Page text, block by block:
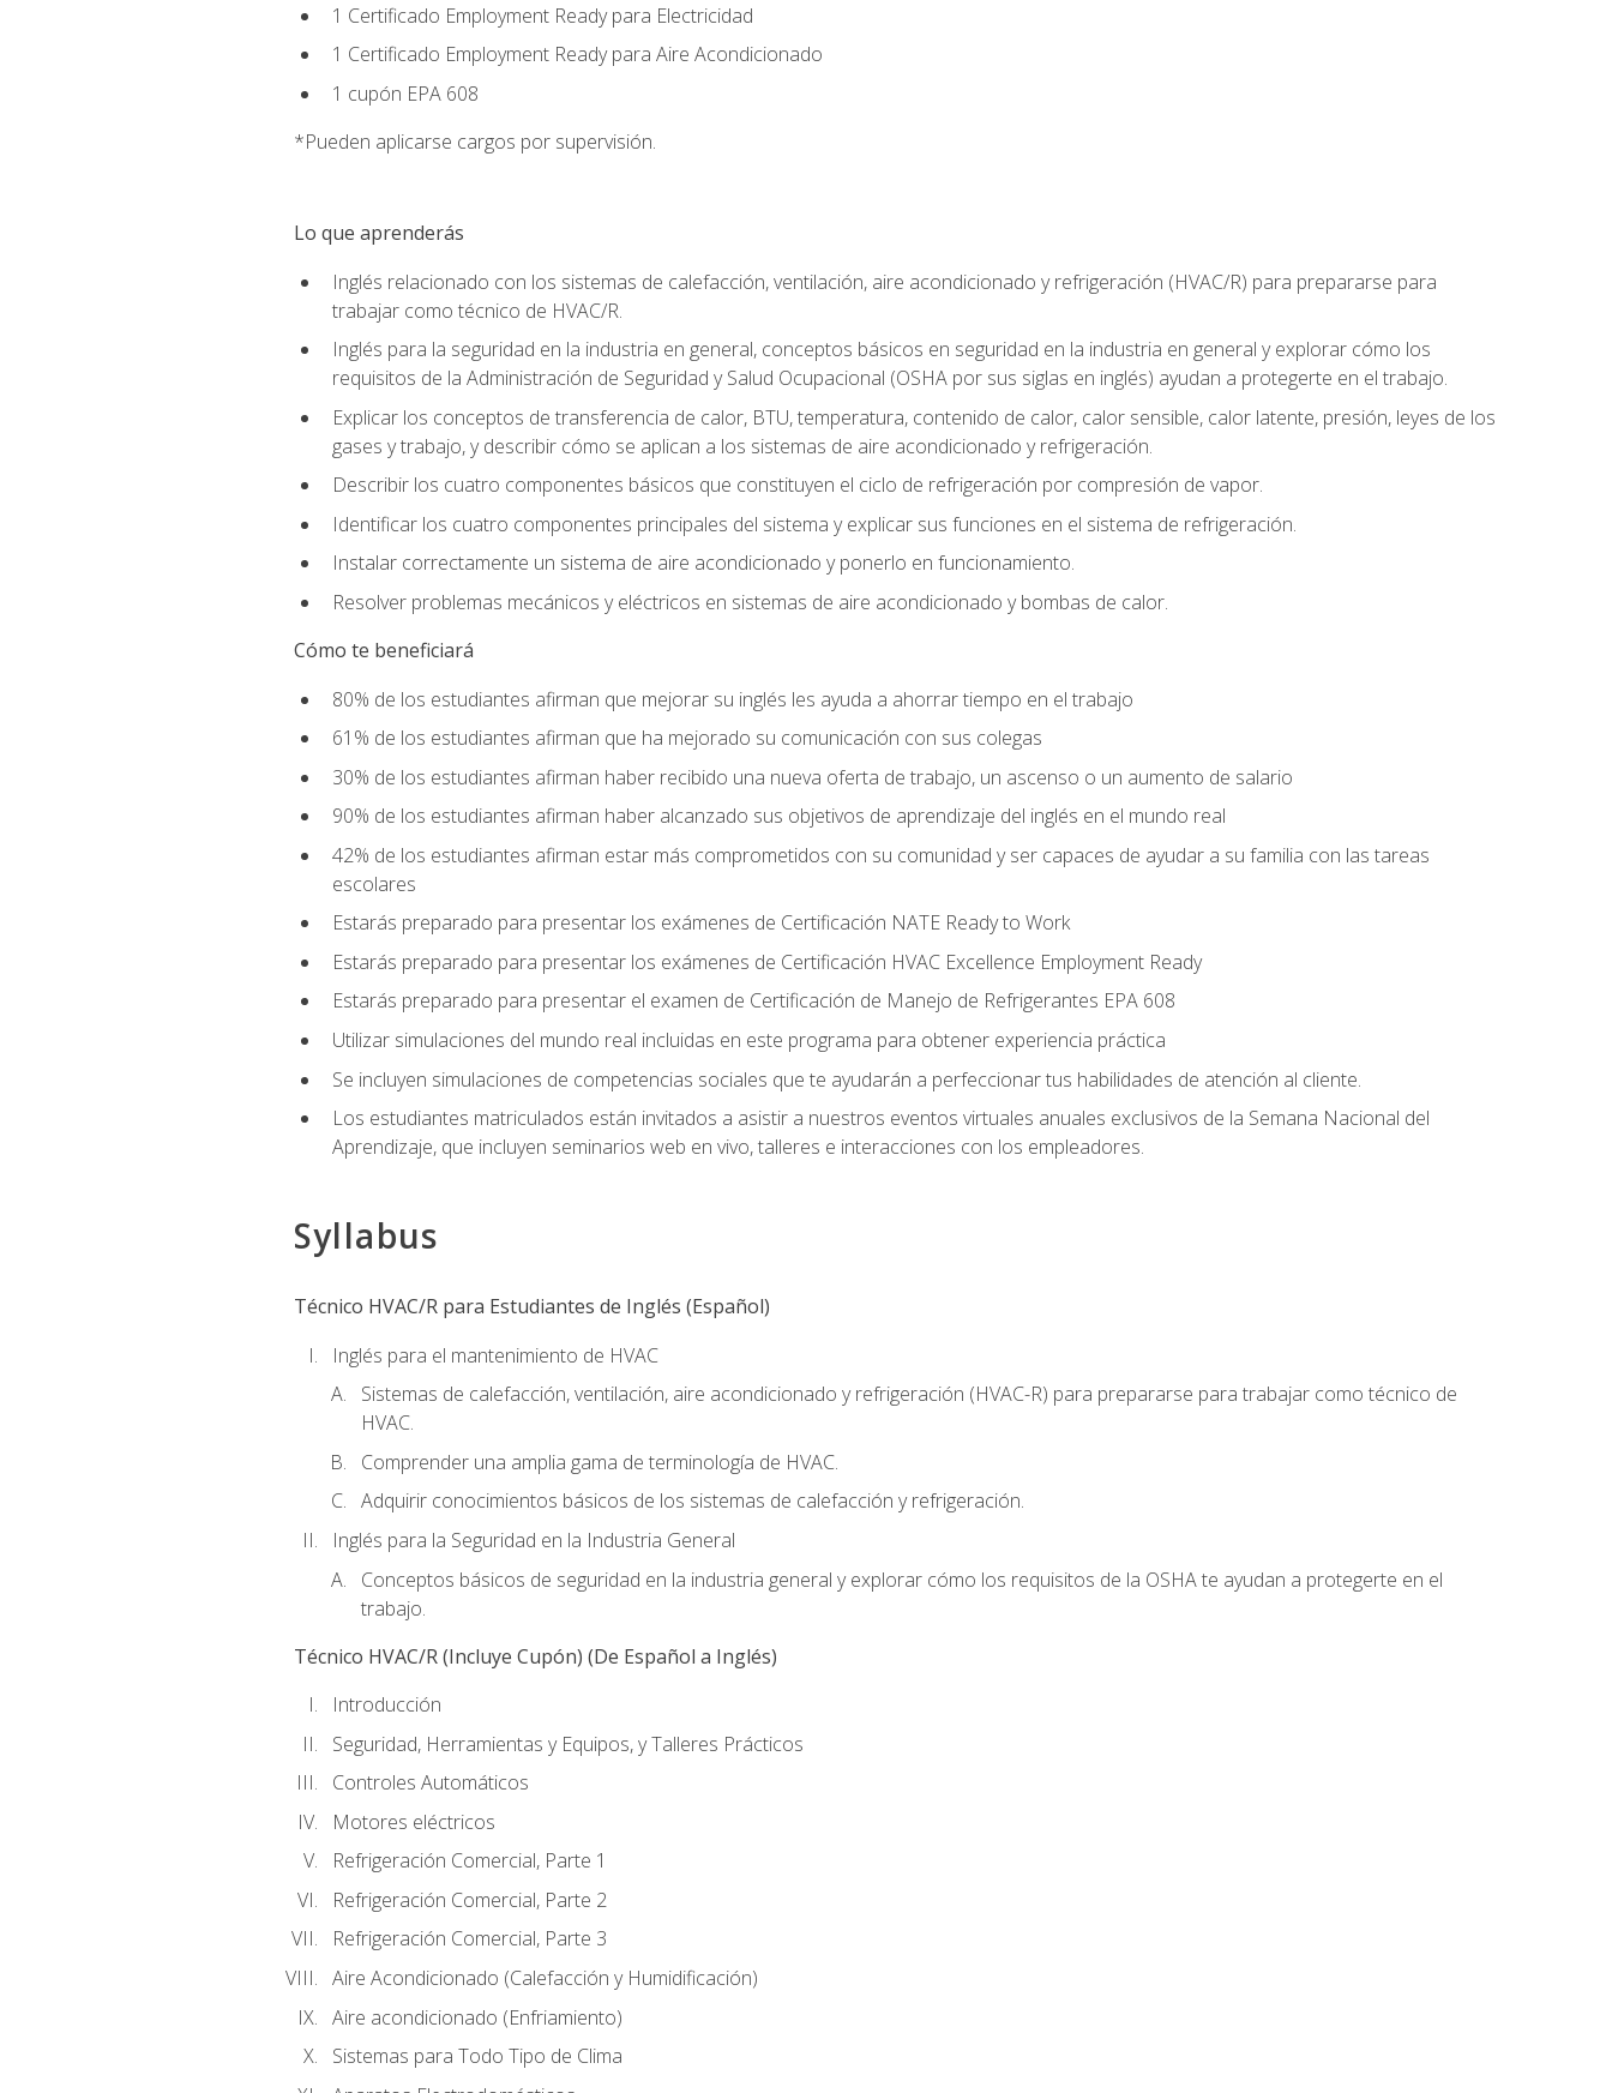
1 Certificado Employment Ready para Electricidad
1 Certificado Employment Ready para Aire Acondicionado
1 cupón EPA 608
*Pueden aplicarse cargos por supervisión.
Lo que aprenderás
Inglés relacionado con los sistemas de calefacción, ventilación, aire acondicionado y refrigeración (HVAC/R) para prepararse para
trabajar como técnico de HVAC/R.
Inglés para la seguridad en la industria en general, conceptos básicos en seguridad en la industria en general y explorar cómo los
requisitos de la Administración de Seguridad y Salud Ocupacional (OSHA por sus siglas en inglés) ayudan a protegerte en el trabajo.
Explicar los conceptos de transferencia de calor, BTU, temperatura, contenido de calor, calor sensible, calor latente, presión, leyes de los
gases y trabajo, y describir cómo se aplican a los sistemas de aire acondicionado y refrigeración.
Describir los cuatro componentes básicos que constituyen el ciclo de refrigeración por compresión de vapor.
Identificar los cuatro componentes principales del sistema y explicar sus funciones en el sistema de refrigeración.
Instalar correctamente un sistema de aire acondicionado y ponerlo en funcionamiento.
Resolver problemas mecánicos y eléctricos en sistemas de aire acondicionado y bombas de calor.
Cómo te beneficiará
80% de los estudiantes afirman que mejorar su inglés les ayuda a ahorrar tiempo en el trabajo
61% de los estudiantes afirman que ha mejorado su comunicación con sus colegas
30% de los estudiantes afirman haber recibido una nueva oferta de trabajo, un ascenso o un aumento de salario
90% de los estudiantes afirman haber alcanzado sus objetivos de aprendizaje del inglés en el mundo real
42% de los estudiantes afirman estar más comprometidos con su comunidad y ser capaces de ayudar a su familia con las tareas
escolares
Estarás preparado para presentar los exámenes de Certificación NATE Ready to Work
Estarás preparado para presentar los exámenes de Certificación HVAC Excellence Employment Ready
Estarás preparado para presentar el examen de Certificación de Manejo de Refrigerantes EPA 608
Utilizar simulaciones del mundo real incluidas en este programa para obtener experiencia práctica
Se incluyen simulaciones de competencias sociales que te ayudarán a perfeccionar tus habilidades de atención al cliente.
Los estudiantes matriculados están invitados a asistir a nuestros eventos virtuales anuales exclusivos de la Semana Nacional del
Aprendizaje, que incluyen seminarios web en vivo, talleres e interacciones con los empleadores.
Syllabus
Técnico HVAC/R para Estudiantes de Inglés (Español)
Inglés para el mantenimiento de HVAC
Sistemas de calefacción, ventilación, aire acondicionado y refrigeración (HVAC-R) para prepararse para trabajar como técnico de
HVAC.
Comprender una amplia gama de terminología de HVAC.
Adquirir conocimientos básicos de los sistemas de calefacción y refrigeración.
Inglés para la Seguridad en la Industria General
Conceptos básicos de seguridad en la industria general y explorar cómo los requisitos de la OSHA te ayudan a protegerte en el
trabajo.
Técnico HVAC/R (Incluye Cupón) (De Español a Inglés)
Introducción
Seguridad, Herramientas y Equipos, y Talleres Prácticos
Controles Automáticos
Motores eléctricos
Refrigeración Comercial, Parte 1
Refrigeración Comercial, Parte 2
Refrigeración Comercial, Parte 3
Aire Acondicionado (Calefacción y Humidificación)
Aire acondicionado (Enfriamiento)
Sistemas para Todo Tipo de Clima